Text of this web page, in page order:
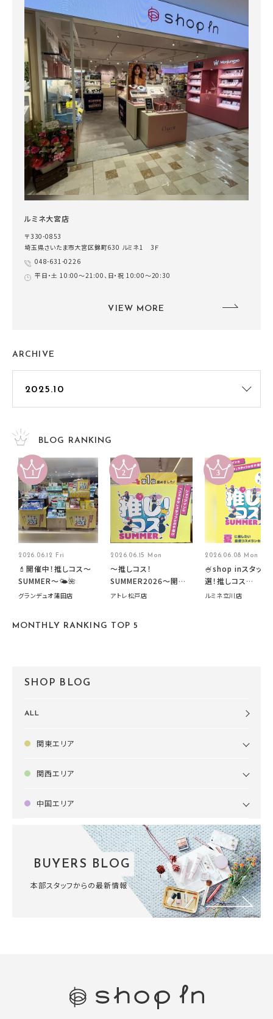
ルミネ大宮店
〒330-0853
埼玉県さいたま市大宮区錦町630 ルミネ1 3Ｆ
048-631-0226
平日・土 10:00～21:00、日・祝 10:00～20:30
VIEW MORE
ARCHIVE
BLOG RANKING
2026.06.12 Fri
💄開催中！推しコス〜
SUMMER〜🌤️🌺
グランデュオ蒲田店
2026.06.15 Mon
～推しコス！
SUMMER2026～開催
中です！
アトレ松戸店
2026.06.08 Mon
🍧shop inスタッフ
選！推しコス
summer2026開催
ルミネ立川店
MONTHLY RANKING TOP 5
SHOP BLOG
ALL
関東エリア
関西エリア
中国エリア
BUYERS BLOG
本部スタッフからの最新情報